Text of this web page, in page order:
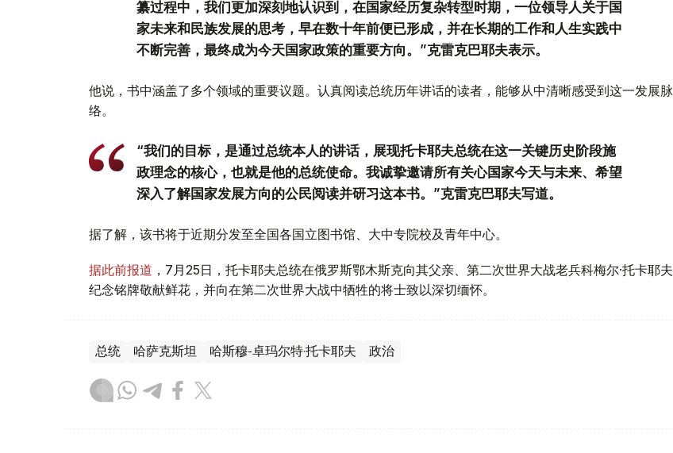
纂过程中，我们更加深刻地认识到，在国家经历复杂转型时期，一位领导人关于国
家未来和民族发展的思考，早在数十年前便已形成，并在长期的工作和人生实践中
不断完善，最终成为今天国家政策的重要方向。”克雷克巴耶夫表示。
他说，书中涵盖了多个领域的重要议题。认真阅读总统历年讲话的读者，能够从中清晰感受到这一发展脉
络。
“我们的目标，是通过总统本人的讲话，展现托卡耶夫总统在这一关键历史阶段施
政理念的核心，也就是他的总统使命。我诚挚邀请所有关心国家今天与未来、希望
深入了解国家发展方向的公民阅读并研习这本书。”克雷克巴耶夫写道。
据了解，该书将于近期分发至全国各国立图书馆、大中专院校及青年中心。
据此前报道 ，7月25日，托卡耶夫总统在俄罗斯鄂木斯克向其父亲、第二次世界大战老兵科梅尔·托卡耶夫
纪念铭牌敬献鲜花，并向在第二次世界大战中牺牲的将士致以深切缅怀。
总统 哈萨克斯坦 哈斯穆-卓玛尔特·托卡耶夫 政治